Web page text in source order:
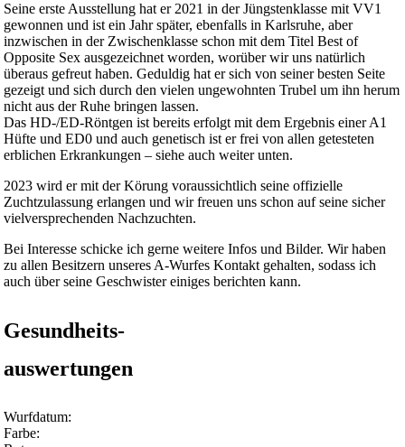
Seine erste Ausstellung hat er 2021 in der Jüngstenklasse mit VV1
gewonnen und ist ein Jahr später, ebenfalls in Karlsruhe, aber
inzwischen in der Zwischenklasse schon mit dem Titel Best of
Opposite Sex ausgezeichnet worden, worüber wir uns natürlich
überaus gefreut haben. Geduldig hat er sich von seiner besten Seite
gezeigt und sich durch den vielen ungewohnten Trubel um ihn herum
nicht aus der Ruhe bringen lassen.
Das HD-/ED-Röntgen ist bereits erfolgt mit dem Ergebnis einer A1
Hüfte und ED0 und auch genetisch ist er frei von allen getesteten
erblichen Erkrankungen – siehe auch weiter unten.
2023 wird er mit der Körung voraussichtlich seine offizielle
Zuchtzulassung erlangen und wir freuen uns schon auf seine sicher
vielversprechenden Nachzuchten.
Bei Interesse schicke ich gerne weitere Infos und Bilder. Wir haben
zu allen Besitzern unseres A-Wurfes Kontakt gehalten, sodass ich
auch über seine Geschwister einiges berichten kann.
Gesundheits-
auswertungen
Wurfdatum:
Farbe: